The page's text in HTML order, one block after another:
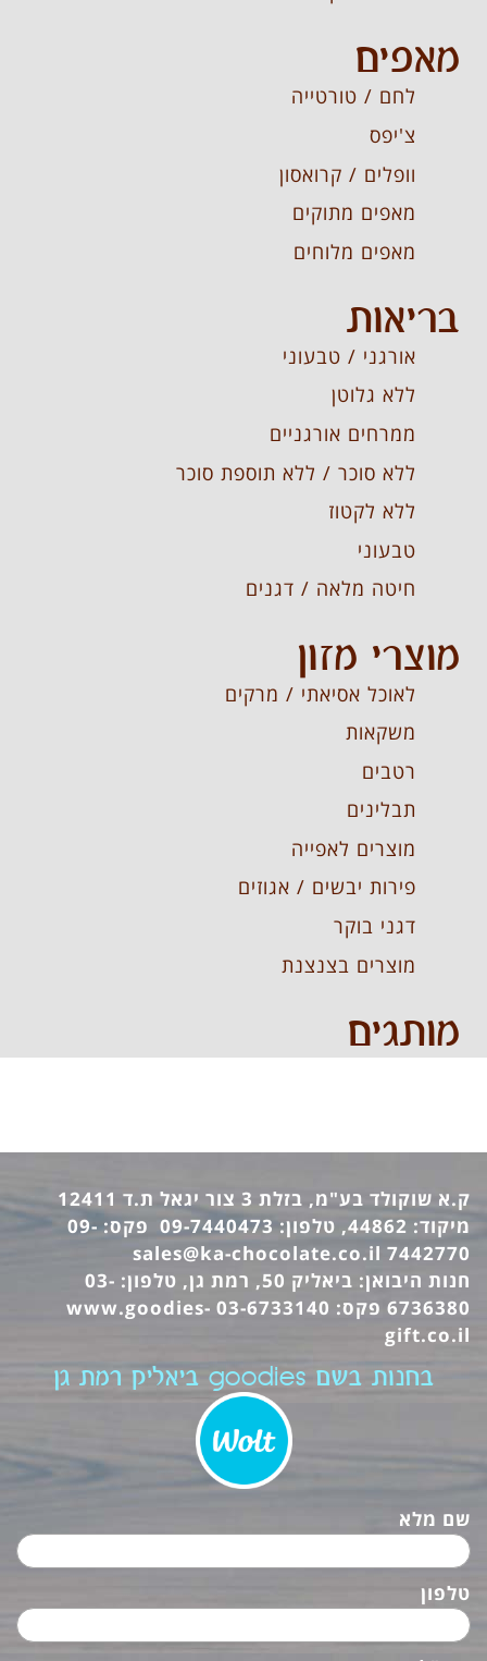
מאפים
לחם / טורטייה
צ'יפס
וופלים / קרואסון
מאפים מתוקים
מאפים מלוחים
בריאות
אורגני / טבעוני
ללא גלוטן
ממרחים אורגניים
ללא סוכר / ללא תוספת סוכר
ללא לקטוז
טבעוני
חיטה מלאה / דגנים
מוצרי מזון
לאוכל אסיאתי / מרקים
משקאות
רטבים
תבלינים
מוצרים לאפייה
פירות יבשים / אגוזים
דגני בוקר
מוצרים בצנצנת
מותגים
ק.א שוקולד בע"מ, בזלת 3 צור יגאל ת.ד 12411
מיקוד: 44862, טלפון: 09-7440473 פקס: 09-
7442770
sales@ka-chocolate.co.il
חנות היבואן: ביאליק 50, רמת גן, טלפון: 03-
6736380 פקס: 03-6733140
www.goodies-
gift.co.il
בחנות בשם goodies ביאליק רמת גן
שם מלא
טלפון